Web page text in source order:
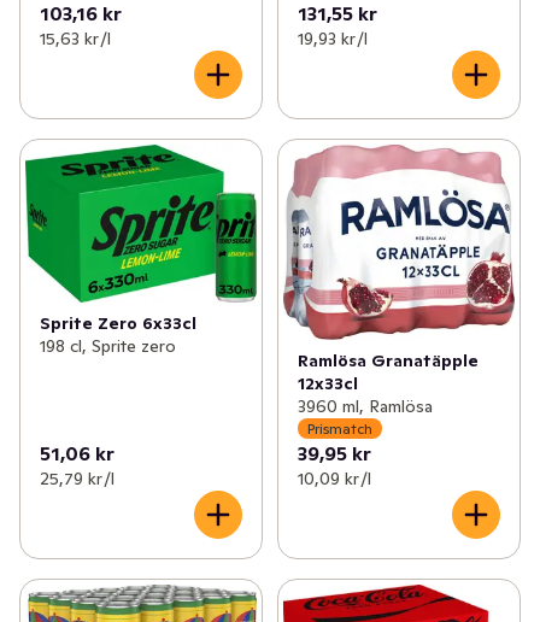
103,16 kr
15,63 kr /l
131,55 kr
19,93 kr /l
Sprite Zero 6x33cl
198 cl, Sprite zero
51,06 kr
25,79 kr /l
Ramlösa Granatäpple
12x33cl
3960 ml, Ramlösa
Prismatch
39,95 kr
10,09 kr /l